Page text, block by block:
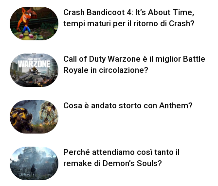
Crash Bandicoot 4: It’s About Time,
tempi maturi per il ritorno di Crash?
Call of Duty Warzone è il miglior Battle
Royale in circolazione?
Cosa è andato storto con Anthem?
Perché attendiamo così tanto il
remake di Demon’s Souls?